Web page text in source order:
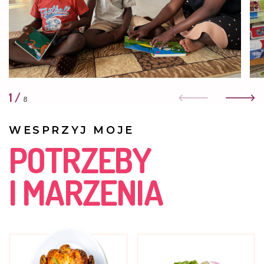
Jest już w dziewiątek klasie. Nie mamy z nią żadnych
problemów.
STYCZEŃ 2023
Ma się dobrze. Z początkiem roku poszła do dziewiątej
MAJ 2022
duży talent do nauki przyrody - może zostanie kiedyś
znaną badaczką?
Cynthią, Rebeccą, Elizą i Esnart. To dziecko o wielkim
sercu.
Anna kończy ósmą klasę. Dobrze się uczy. Jest urodzoną
liderką.
1 / 8
WESPRZYJ MOJE
POTRZEBY
I MARZENIA